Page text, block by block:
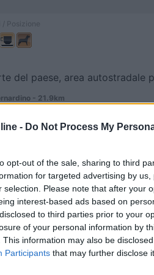
- Do Not Process My
opt-out of the sale, sharing to third
for targeted advertising by
selection. Please note that after your
interest-based ads based on
to third parties prior to your
of your personal information by
This information may also be
Participants that may further disclose
del paese, area autostradale
- 21.9km
priva di zona camper
22.1km
Ritom